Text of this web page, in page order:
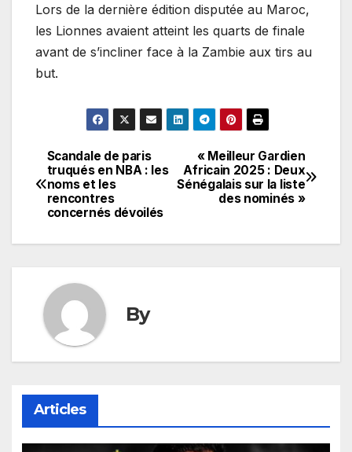
Lors de la dernière édition disputée au Maroc,
les Lionnes avaient atteint les quarts de finale
avant de s’incliner face à la Zambie aux tirs au
but.
Navigation
de
« Meilleur Gardien
Africain 2025 : Deux
Sénégalais sur la liste
des nominés »
Scandale de paris
truqués en NBA : les
noms et les
rencontres
concernés dévoilés
By
Articles